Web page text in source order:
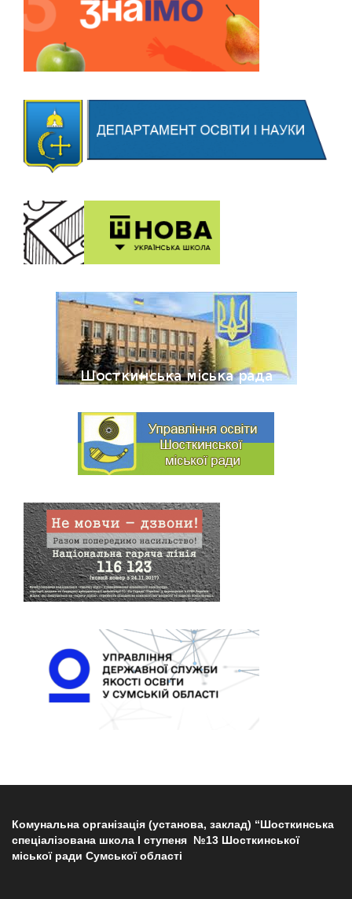
Комунальна організація (установа, заклад) “Шосткинська
спеціалізована школа І ступеня №13 Шосткинської
міської ради Сумської області